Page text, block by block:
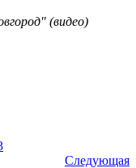
(видео)
Следующая